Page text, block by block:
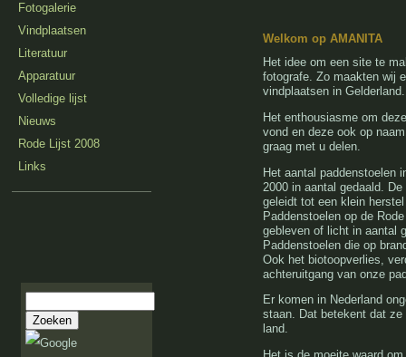
Fotogalerie
Vindplaatsen
Literatuur
Apparatuur
Volledige lijst
Nieuws
Rode Lijst 2008
Links
Welkom op AMANITA
Het idee om een site te
fotografe. Zo maakten wij
vindplaatsen in Gelderland.
Het enthousiasme om
vond en deze ook op
graag met u delen.
Het aantal paddenstoelen
2000 in aantal gedaald.
geleidt tot een klein
Paddenstoelen op de
gebleven of licht in aantal
Paddenstoelen die op
Ook het biotoopverlies,
achteruitgang van onze
Er komen in Nederland
staan. Dat betekent dat
land.